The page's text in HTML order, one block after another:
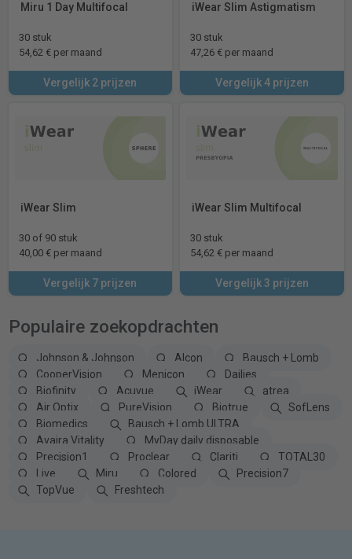
Miru 1 Day Multifocal
30 stuk
54,62 € per maand
Vergelijk 2 prijzen
iWear Slim Astigmatism
30 stuk
47,26 € per maand
Vergelijk 4 prijzen
iWear Slim
30 of 90 stuk
40,00 € per maand
Vergelijk 7 prijzen
iWear Slim Multifocal
30 stuk
54,62 € per maand
Vergelijk 3 prijzen
Populaire zoekopdrachten
Johnson & Johnson Alcon
Bausch + Lomb
CooperVision
Menicon
Dailies
Biofinity
Acuvue iWear
atrea
Air Optix
PureVision Biotrue
SofLens
Biomedics
Bausch + Lomb ULTRA
Avaira Vitality
MyDay daily disposable
Precision1
Proclear Clariti
TOTAL30
Live
Miru Colored
Precision7
TopVue
Freshtech